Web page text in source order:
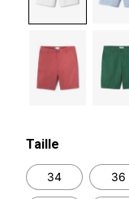
Taille
34 36